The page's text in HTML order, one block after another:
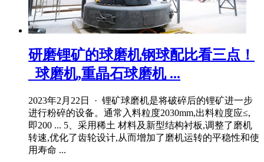
研磨锂矿的球磨机钢球配比看三点！
_球磨机,重晶石球磨机 ...
2023年2月22日 · 锂矿球磨机是将破碎后的锂矿进一步
进行粉碎的设备。通常入料粒度2030mm,出料粒度应≤,
即200 ... 5、采用稀土 材料及新型结构衬板,调整了磨机
转速,优化了齿轮设计,从而增加了磨机运转的平稳性和使
用寿命 ...